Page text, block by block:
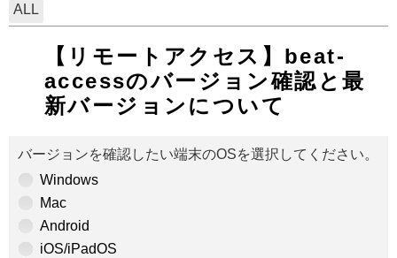
ALL
【リモートアクセス】beat-
accessのバージョン確認と最
新バージョンについて
バージョンを確認したい端末のOSを選択してください。
Windows
Mac
Android
iOS/iPadOS